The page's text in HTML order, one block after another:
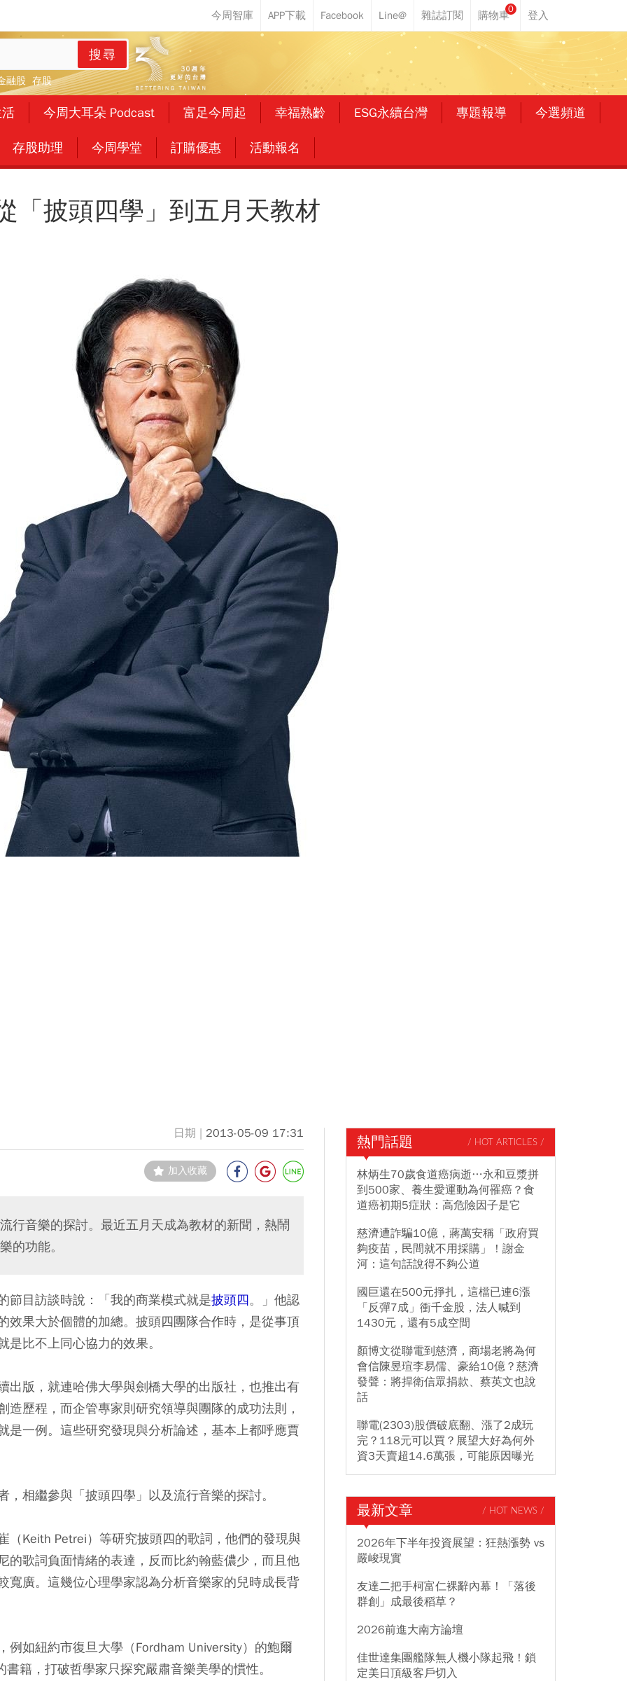
0
搜尋
融股 存股
今周大耳朵 Podcast 富足今周起 幸福熟齡 ESG永續台灣 專題報導 今選頻道
存股助理 今周學堂 訂購優惠 活動報名
「披頭四學」到五月天教材
2013-05-09 17:31
加入收藏
行音樂的探討。最近五月天成為教材的新聞，熱鬧
的功能。
節目訪談時說：「我的商業模式就是披頭四。」他認
效果大於個體的加總。披頭四團隊合作時，是從事頂
比不上同心協力的效果。
出版，就連哈佛大學與劍橋大學的出版社，也推出有
歷程，而企管專家則研究領導與團隊的成功法則，
是一例。這些研究發現與分析論述，基本上都呼應賈
相繼參與「披頭四學」以及流行音樂的探討。
（Keith Petrei）等研究披頭四的歌詞，他們的發現與
的歌詞負面情緒的表達，反而比約翰藍儂少，而且他
寬廣。這幾位心理學家認為分析音樂家的兒時成長背
如紐約市復旦大學（Fordham University）的鮑爾
籍，打破哲學家只探究嚴肅音樂美學的慣性。
熱門話題 / HOT ARTICLES /
林炳生70歲食道癌病逝…永和豆漿拼
到500家、養生愛運動為何罹癌？食
道癌初期5症狀：高危險因子是它
慈濟遭詐騙10億，蔣萬安稱「政府買
夠疫苗，民間就不用採購」！謝金
河：這句話說得不夠公道
國巨還在500元掙扎，這檔已連6漲
「反彈7成」衝千金股，法人喊到
1430元，還有5成空間
顏博文從聯電到慈濟，商場老將為何
會信陳昱瑄李易儒、豪給10億？慈濟
發聲：將捍衛信眾捐款、蔡英文也說
話
聯電(2303)股價破底翻、漲了2成玩
完？118元可以買？展望大好為何外
資3天賣超14.6萬張，可能原因曝光
最新文章 / HOT NEWS /
2026年下半年投資展望：狂熱漲勢 vs
嚴峻現實
友達二把手柯富仁裸辭內幕！「落後
群創」成最後稻草？
2026前進大南方論壇
佳世達集團艦隊無人機小隊起飛！鎖
定美日頂級客戶切入